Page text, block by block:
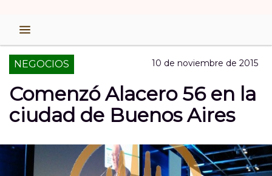
NEGOCIOS 10 de noviembre de 2015
Comenzó Alacero 56 en la
ciudad de Buenos Aires